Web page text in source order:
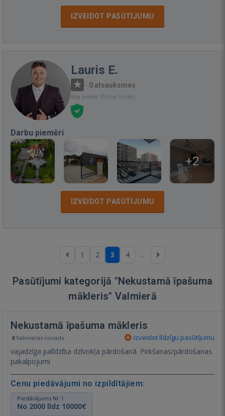
IZVEIDOT PASŪTĪJUMU
Lauris E.
· 0 atsauksmes
Bija vietnē: Pirms 5 mēn.
Darbu piemēri
+2
IZVEIDOT PASŪTĪJUMU
1 2 3 4 ...
Pasūtījumi kategorijā "Nekustamā īpašuma
mākleris" Valmierā
Nekustamā īpašuma mākleris
Valmieras novads Izveidot līdzīgu pasūtījumu
vajadzīga palīdzība dzīvokļa pārdošanā. Pirkšanas/pārdošanas
pakalpojumi
Cenu piedāvājumi no izpildītājiem:
Piedāvājums Nr.1
No 2000 līdz 10000€